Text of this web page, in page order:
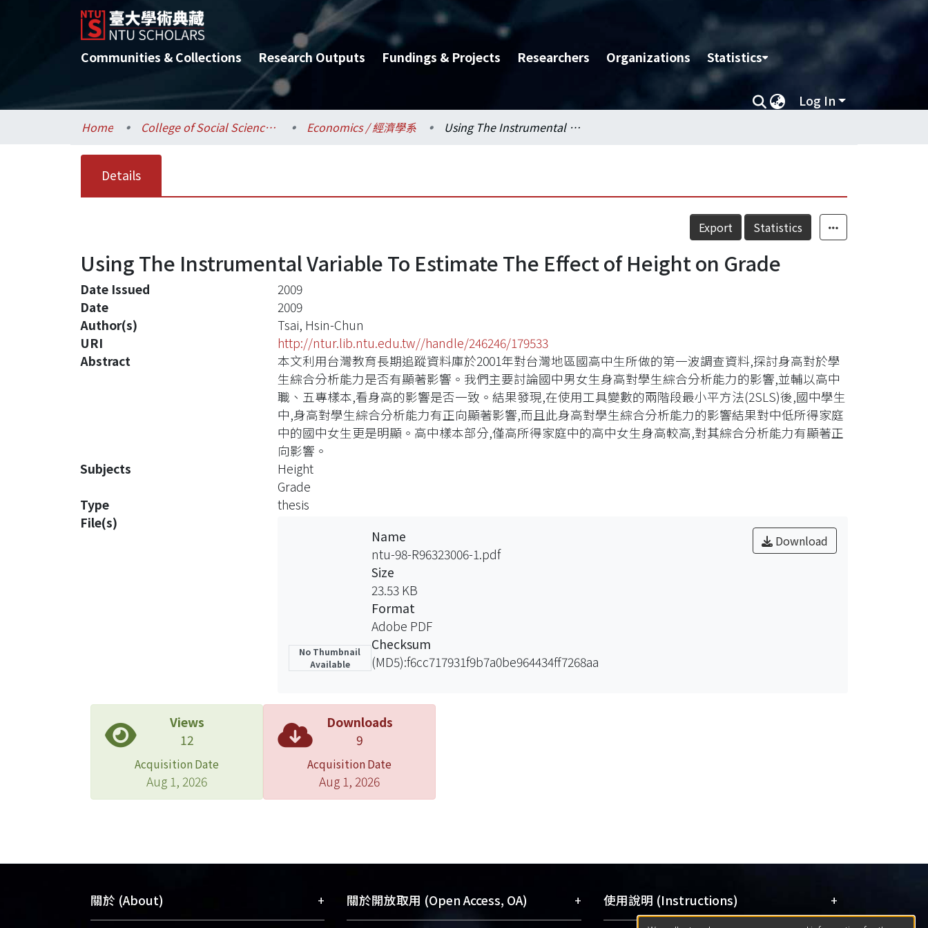
Communities & Collections Research Outputs Fundings & Projects Researchers Organizations Statistics
Log In
Home College of Social Sciences / 社會科學院 Economics / 經濟學系 Using The Instrumental Variable To Estimate The Effect of Height on Grade
Details
Export Statistics
Using The Instrumental Variable To Estimate The Effect of Height on Grade
Date Issued
2009
Date
2009
Author(s)
Tsai, Hsin-Chun
URI
http://ntur.lib.ntu.edu.tw//handle/246246/179533
Abstract
本文利用台灣教育長期追蹤資料庫於2001年對台灣地區國高中生所做的第一波調查資料,探討身高對於學
生綜合分析能力是否有顯著影響。我們主要討論國中男女生身高對學生綜合分析能力的影響,並輔以高中
職、五專樣本,看身高的影響是否一致。結果發現,在使用工具變數的兩階段最小平方法(2SLS)後,國中學生
中,身高對學生綜合分析能力有正向顯著影響,而且此身高對學生綜合分析能力的影響結果對中低所得家庭
中的國中女生更是明顯。高中樣本部分,僅高所得家庭中的高中女生身高較高,對其綜合分析能力有顯著正
向影響。
Subjects
Height
Grade
Type
thesis
File(s)
No Thumbnail
Available
Download
Name
ntu-98-R96323006-1.pdf
Size
23.53 KB
Format
Adobe PDF
Checksum
(MD5):f6cc717931f9b7a0be964434ff7268aa
Views
12
Acquisition Date
Aug 1, 2026
Downloads
9
Acquisition Date
Aug 1, 2026
關於 (About) + 關於開放取用 (Open Access, OA) + 使用說明 (Instructions) +